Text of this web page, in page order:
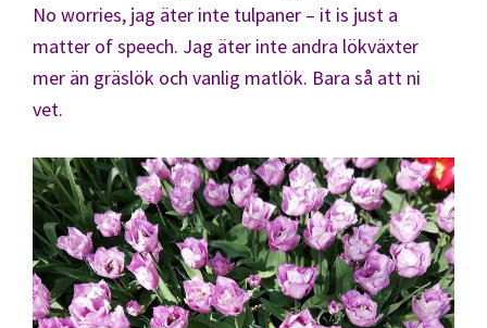
No worries, jag äter inte tulpaner – it is just a
matter of speech. Jag äter inte andra lökväxter
mer än gräslök och vanlig matlök. Bara så att ni
vet.